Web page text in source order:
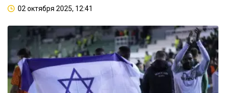
02 октября 2025, 12:41